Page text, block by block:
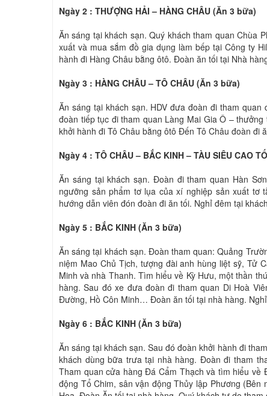
Ngày 2 : THƯỢNG HẢI – HÀNG CHÂU (Ăn 3 bữa)
Ăn sáng tại khách sạn. Quý khách tham quan Chùa
xuất và mua sắm đồ gia dụng làm bếp tại Công ty
hành đi Hàng Châu bằng ôtô. Đoàn ăn tối tại Nhà
Ngày 3 : HÀNG CHÂU – TÔ CHÂU (Ăn 3 bữa)
Ăn sáng tại khách sạn. HDV đưa đoàn đi tham
đoàn tiếp tục đi tham quan Làng Mai Gia Ô –
khởi hành đi Tô Châu bằng ôtô Đến Tô Châu đoàn đi
Ngày 4 : TÔ CHÂU – BẮC KINH – TÀU SIÊU CAO
Ăn sáng tại khách sạn. Đoàn đi tham quan Hàn
ngưỡng sản phẩm tơ lụa của xí nghiệp sản xuất
hướng dẫn viên đón đoàn đi ăn tối. Nghỉ đêm tại
Ngày 5 : BẮC KINH (Ăn 3 bữa)
Ăn sáng tại khách sạn. Đoàn tham quan: Quảng
niệm Mao Chủ Tịch, tượng đài anh hùng liệt sỹ, Tử
Minh và nhà Thanh. Tìm hiểu về Kỳ Hưu, một thần
hàng. Sau đó xe đưa đoàn đi tham quan Di Hoà
Đường, Hồ Côn Minh… Đoàn ăn tối tại nhà hàng.
Ngày 6 : BẮC KINH (Ăn 3 bữa)
Ăn sáng tại khách sạn. Sau đó đoàn khởi hành đi
khách dùng bữa trưa tại nhà hàng. Đoàn đi tham
Tham quan cửa hàng Đá Cẩm Thạch và tìm hiểu về
động Tổ Chim, sân vận động Thủy lập Phương